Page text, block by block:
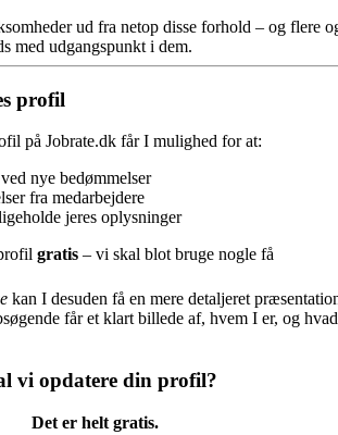
ud fra netop disse forhold – og flere
med udgangspunkt i dem.
profil
på Jobrate.dk får I mulighed for at:
nye bedømmelser
fra medarbejdere
jeres oplysninger
gratis – vi skal blot bruge nogle få
kan I desuden få en mere detaljeret
får et klart billede af, hvem I er, og
vi opdatere din profil?
Det er helt gratis.